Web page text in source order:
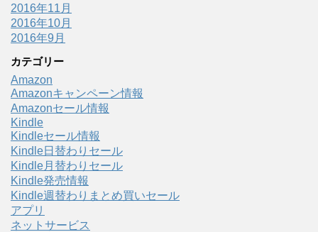
2016年11月
2016年10月
2016年9月
カテゴリー
Amazon
Amazonキャンペーン情報
Amazonセール情報
Kindle
Kindleセール情報
Kindle日替わりセール
Kindle月替わりセール
Kindle発売情報
Kindle週替わりまとめ買いセール
アプリ
ネットサービス